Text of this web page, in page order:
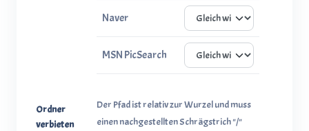
Naver
MSN PicSearch
Ordner
verbieten
Der Pfad ist relativ zur Wurzel und muss
einen nachgestellten Schrägstrich "/"